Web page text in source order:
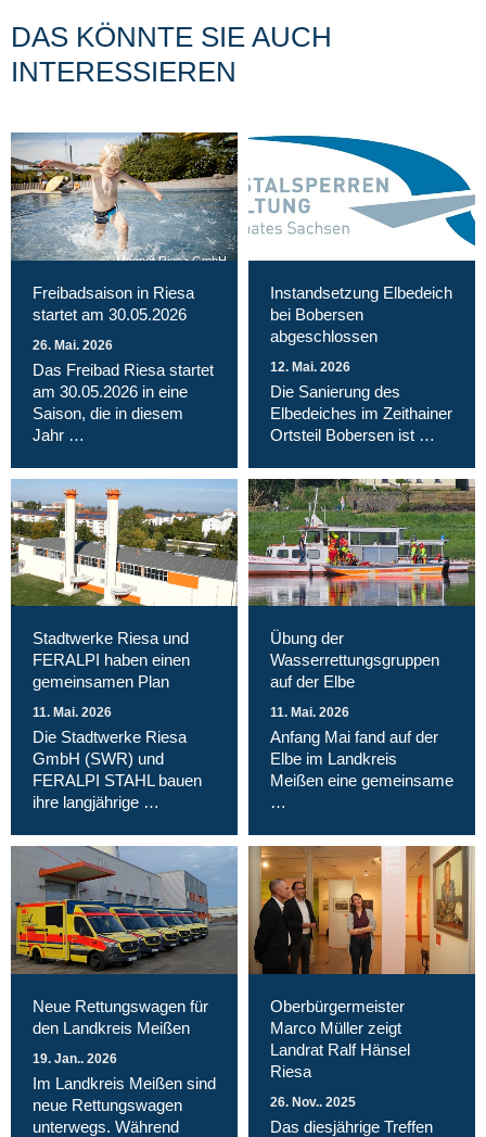
DAS KÖNNTE SIE AUCH
INTERESSIEREN
Magnet Riesa GmbH
Freibadsaison in Riesa
startet am 30.05.2026
26. Mai. 2026
Das Freibad Riesa startet
am 30.05.2026 in eine
Saison, die in diesem
Jahr …
Instandsetzung Elbedeich
bei Bobersen
abgeschlossen
12. Mai. 2026
Die Sanierung des
Elbedeiches im Zeithainer
Ortsteil Bobersen ist …
Stadtwerke Riesa und
FERALPI haben einen
gemeinsamen Plan
11. Mai. 2026
Die Stadtwerke Riesa
GmbH (SWR) und
FERALPI STAHL bauen
ihre langjährige …
Übung der
Wasserrettungsgruppen
auf der Elbe
11. Mai. 2026
Anfang Mai fand auf der
Elbe im Landkreis
Meißen eine gemeinsame
…
Neue Rettungswagen für
den Landkreis Meißen
19. Jan.. 2026
Im Landkreis Meißen sind
neue Rettungswagen
unterwegs. Während
Oberbürgermeister
Marco Müller zeigt
Landrat Ralf Hänsel
Riesa
26. Nov.. 2025
Das diesjährige Treffen